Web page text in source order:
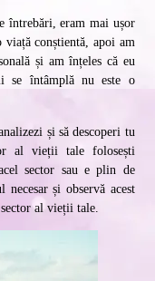
întrebări, eram mai ușor
viață conștientă, apoi am
și am înțeles că eu
se întâmplă nu este o
și să descoperi tu
al vieții tale folosești
sector sau e plin de
și observă acest
al vieții tale.